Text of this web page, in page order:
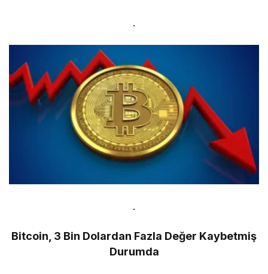
.
.
Bitcoin, 3 Bin Dolardan Fazla Değer Kaybetmiş
Durumda